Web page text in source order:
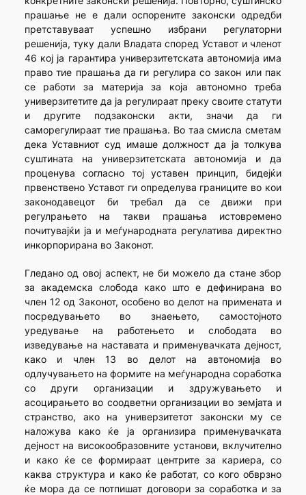
прашање не е дали оспорените законски одредби
претставуваат успешно избрани регулаторни
решенија, туку дали Владата според Уставот и членот
46 кој ја гарантира универзитетската автономија има
право тие прашања да ги регулира со закон или пак
се работи за материја за која автономно треба
универзитетите да ја регулираат преку своите статути
и другите подзаконски акти, значи да ги
саморегулираат тие прашања. Во таа смисла сметам
дека Уставниот суд имаше должност да ја толкува
суштината на универзитетската автономија и да
проценува согласно тој уставен принцип, бидејќи
првенствено Уставот ги определува границите во кои
законодавецот би требал да се движи при
регулрањето на такви прашања истовремено
почитувајќи ја и меѓународната регулатива директно
инкорпорирана во Законот.
Гледано од овој аспект, не би можело да стане збор
за академска слобода како што е дефинирана во
член 12 од Законот, особено во делот на примената и
посредувањето во знаењето, самостојното
уредување на работењето и слободата во
изведување на наставата и применувачката дејност,
како и член 13 во делот на автономија во
одлучувањето на формите на меѓународна соработка
со други организации и здружувањето и
асоцирањето во соодветни организации во земјата и
странство, ако на универзитетот законски му се
наложува како ќе ја организира применувачката
дејност на високообразовните установи, вклучително
и како ќе се формираат центрите за кариера, со
каква структура и како ќе работат, со кого обврзно
ќе мора да се потпишат договори за соработка и за